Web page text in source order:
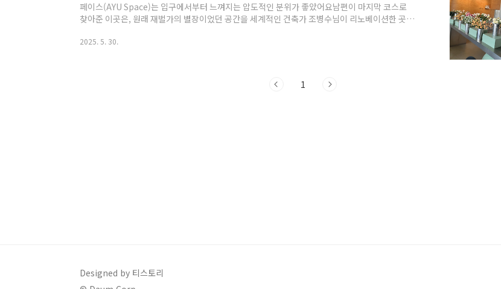
페이스(AYU Space)는 입구에서부터 느껴지는 압도적인 분위가 좋았어요남편이 마지막 코스로
찾아준 이곳은, 원래 재벌가의 별장이었던 공간을 세계적인 건축가 조병수님이 리노베이션한 곳이
길 71운영 시간: 평일: 10:00 ~ 21:00 (라스트오더 20:00) 주말 및 공휴일: 09:00 ~ 22:00 (라스트
2025. 5. 30.
1
Designed by 티스토리